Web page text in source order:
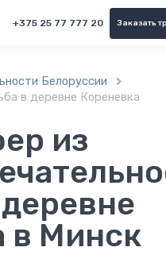
+375 25 77 777 20 Заказать
Белоруссии 
в деревне Кореневка
из
в Минск